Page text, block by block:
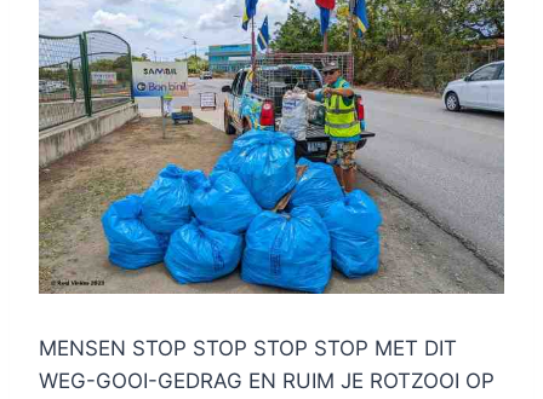
MENSEN STOP STOP STOP STOP MET DIT
WEG-GOOI-GEDRAG EN RUIM JE ROTZOOI OP